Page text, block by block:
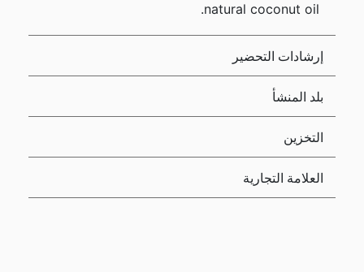
natural coconut oil.
إرشادات التحضير
بلد المنشأ
التخزين
العلامة التجارية